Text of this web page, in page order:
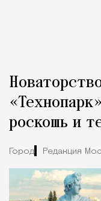
роскошь и
Город Редакция